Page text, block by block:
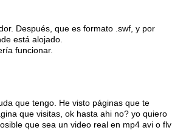
Después, que es formato .swf, y por
está alojado.
funcionar.
que tengo. He visto páginas que te
que visitas, ok hasta ahi no? yo quiero
que sea un video real en mp4 avi o flv